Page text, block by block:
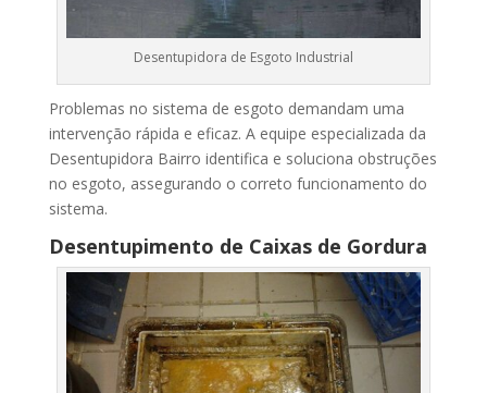
Desentupidora de Esgoto Industrial
Problemas no sistema de esgoto demandam uma
intervenção rápida e eficaz. A equipe especializada da
Desentupidora Bairro identifica e soluciona obstruções
no esgoto, assegurando o correto funcionamento do
sistema.
Desentupimento de Caixas de Gordura